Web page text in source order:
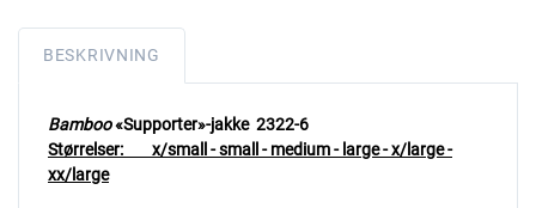
BESKRIVNING
Bamboo«Supporter»-jakke 2322-6
Størrelser: x/small - small - medium - large - x/large -
xx/large